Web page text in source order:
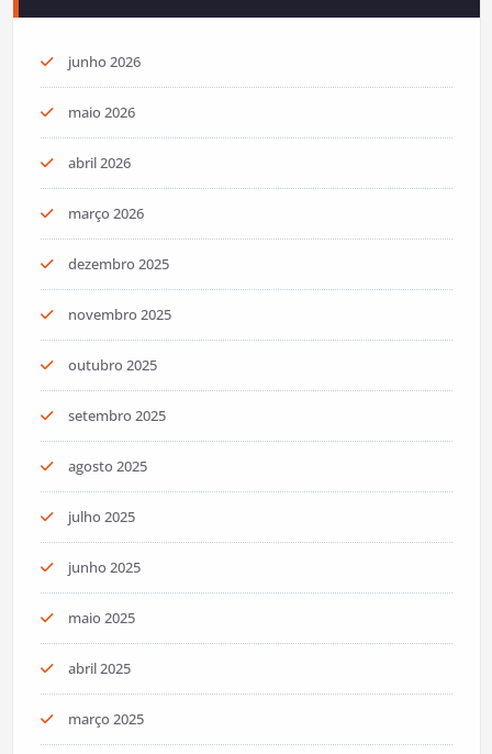
junho 2026
maio 2026
abril 2026
março 2026
dezembro 2025
novembro 2025
outubro 2025
setembro 2025
agosto 2025
julho 2025
junho 2025
maio 2025
abril 2025
março 2025